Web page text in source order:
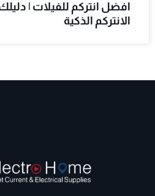
افضل انتركم للفيلات |
الانتركم الذكية